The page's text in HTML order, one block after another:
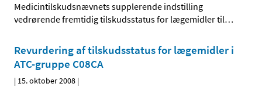
Medicintilskudsnævnets supplerende indstilling
vedrørende fremtidig tilskudsstatus for lægemidler til…
Revurdering af tilskudsstatus for lægemidler i
ATC-gruppe C08CA
| 15. oktober 2008 |